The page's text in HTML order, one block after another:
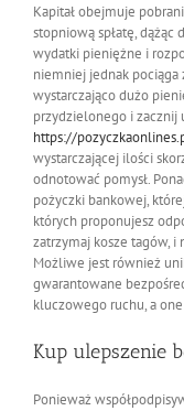
Kapitał obejmuje
stopniową spłatę, dążąc
wydatki pieniężne i
niemniej jednak pociąga
wystarczająco dużo
przydzielonego i zacznij
https://
wystarczającej ilości
odnotować pomysł.
pożyczki bankowej,
których proponujesz
zatrzymaj kosze tagów, i
Możliwe jest również
gwarantowane
kluczowego ruchu, a
Kup ulepszenie
Ponieważ